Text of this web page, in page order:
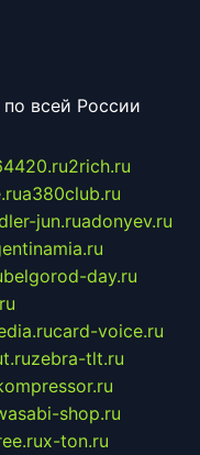
всей России
2rich.ru
a380club.ru
jun.ruadonyev.ru
belgorod-day.ru
card-voice.ru
zebra-tlt.ru
shop.ru
x-ton.ru